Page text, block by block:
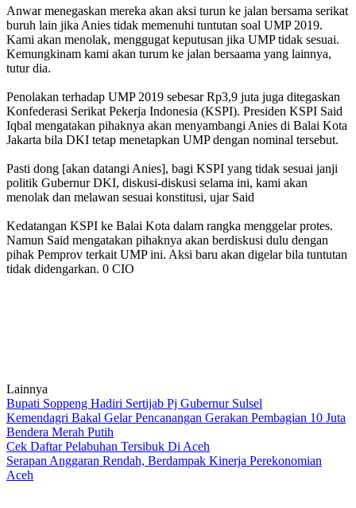
Anwar menegaskan mereka akan aksi turun ke jalan bersama serikat
buruh lain jika Anies tidak memenuhi tuntutan soal UMP 2019.
Kami akan menolak, menggugat keputusan jika UMP tidak sesuai.
Kemungkinam kami akan turum ke jalan bersaama yang lainnya,
tutur dia.
Penolakan terhadap UMP 2019 sebesar Rp3,9 juta juga ditegaskan
Konfederasi Serikat Pekerja Indonesia (KSPI). Presiden KSPI Said
Iqbal mengatakan pihaknya akan menyambangi Anies di Balai Kota
Jakarta bila DKI tetap menetapkan UMP dengan nominal tersebut.
Pasti dong [akan datangi Anies], bagi KSPI yang tidak sesuai janji
politik Gubernur DKI, diskusi-diskusi selama ini, kami akan
menolak dan melawan sesuai konstitusi, ujar Said
Kedatangan KSPI ke Balai Kota dalam rangka menggelar protes.
Namun Said mengatakan pihaknya akan berdiskusi dulu dengan
pihak Pemprov terkait UMP ini. Aksi baru akan digelar bila tuntutan
tidak didengarkan. 0 CIO
Lainnya
Bupati Soppeng Hadiri Sertijab Pj Gubernur Sulsel
Kemendagri Bakal Gelar Pencanangan Gerakan Pembagian 10 Juta
Bendera Merah Putih
Cek Daftar Pelabuhan Tersibuk Di Aceh
Serapan Anggaran Rendah, Berdampak Kinerja Perekonomian
Aceh